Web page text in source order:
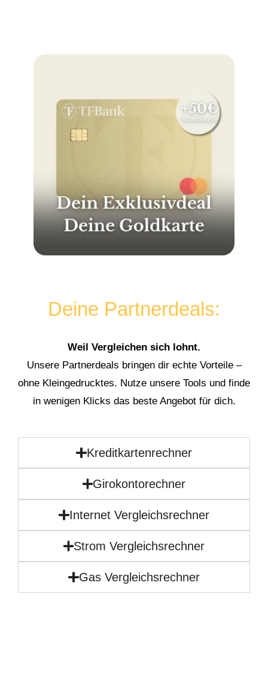
Deine Partnerdeals:
Weil Vergleichen sich lohnt.
Unsere Partnerdeals bringen dir echte Vorteile –
ohne Kleingedrucktes. Nutze unsere Tools und finde
in wenigen Klicks das beste Angebot für dich.
Kreditkartenrechner
Girokontorechner
Internet Vergleichsrechner
Strom Vergleichsrechner
Gas Vergleichsrechner